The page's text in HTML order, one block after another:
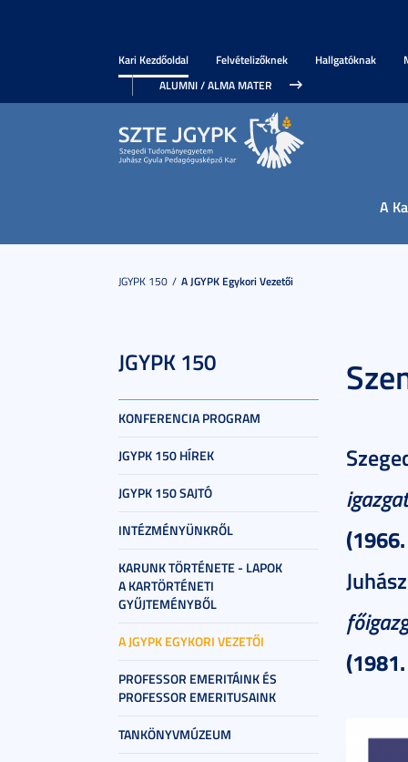
Kari Kezdőoldal Felvételizőknek Hallgatóknak
ALUMNI / ALMA MATER
A
JGYPK 150 A JGYPK Egykori Vezetői
JGYPK 150
KONFERENCIA PROGRAM
JGYPK 150 HÍREK
JGYPK 150 SAJTÓ
INTÉZMÉNYÜNKRŐL
KARUNK TÖRTÉNETE - LAPOK
A KARTÖRTÉNETI
GYŰJTEMÉNYBŐL
A JGYPK EGYKORI VEZETŐI
PROFESSOR EMERITÁINK ÉS
PROFESSOR EMERITUSAINK
TANKÖNYVMÚZEUM